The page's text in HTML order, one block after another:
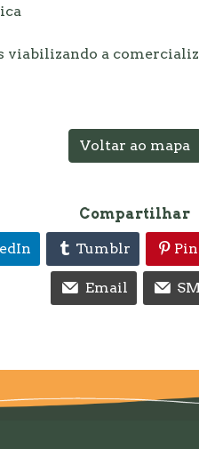
viabilizando a
Voltar ao mapa
Compartilhar
Tumblr
Email